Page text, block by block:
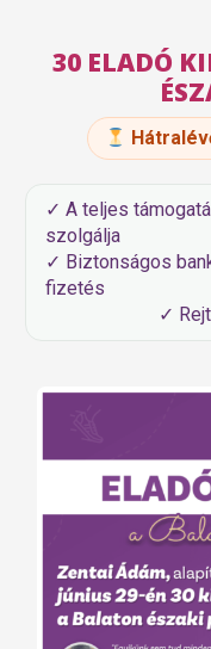
✓ A teljes
szolgálja
✓ Biztonságos
fizetés
✓
30 ELADÓ